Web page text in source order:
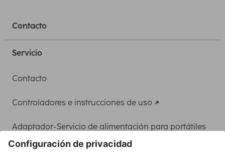
Contacto
Servicio
Contacto
Controladores e instrucciones de uso
Adaptador-Servicio de alimentación para portátiles